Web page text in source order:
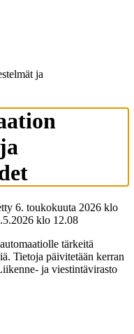
ja
6. toukokuuta 2026 klo
klo 12.08
tärkeitä
Tietoja päivitetään kerran
ja viestintävirasto